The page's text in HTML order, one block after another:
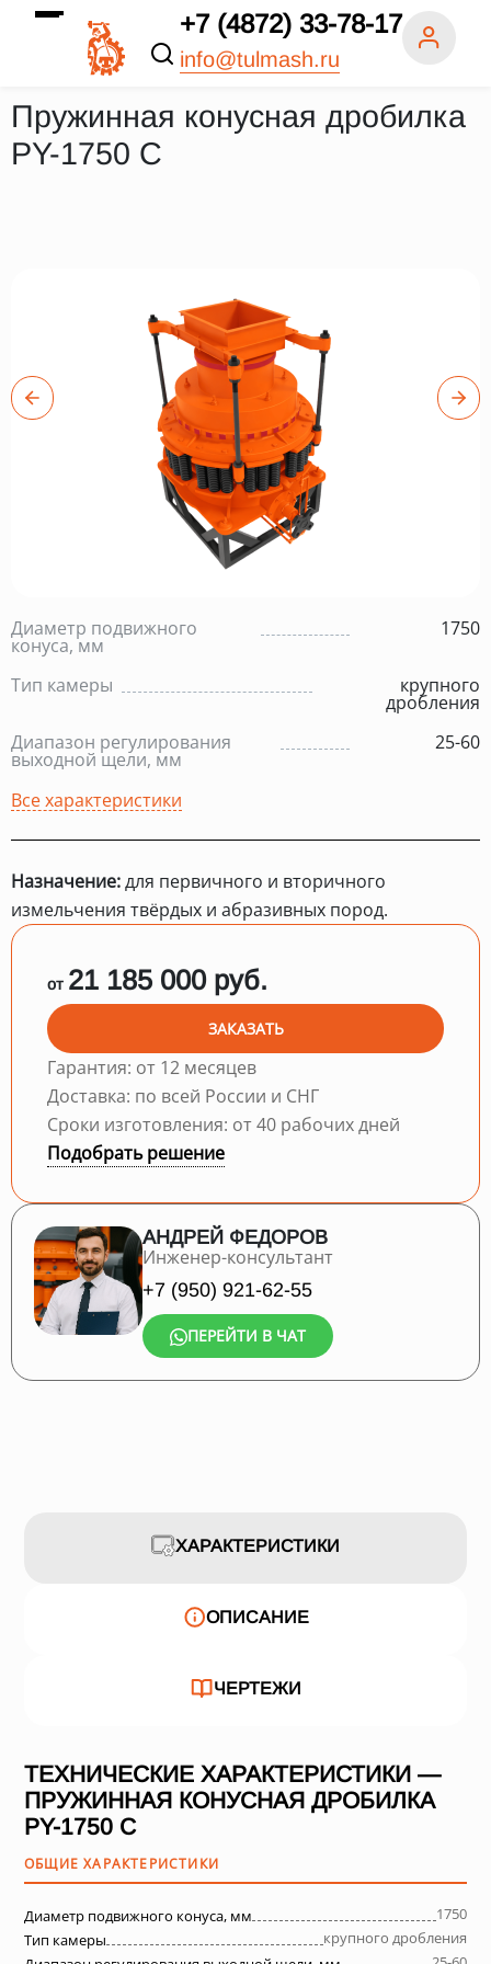
+7 (4872) 33-78-17
info@tulmash.ru
Пружинная конусная дробилка
PY-1750 C
Диаметр подвижного
конуса, мм
1750
Тип камеры крупного
дробления
Диапазон регулирования
выходной щели, мм
25-60
Все характеристики
Назначение:для первичного и вторичного
измельчения твёрдых и абразивных пород.
от 21 185 000 руб.
ЗАКАЗАТЬ
Гарантия: от 12 месяцев
Доставка: по всей России и СНГ
Сроки изготовления: от 40 рабочих дней
Подобрать решение
АНДРЕЙ ФЕДОРОВ
Инженер-консультант
+7 (950) 921-62-55
ПЕРЕЙТИ В ЧАТ
ХАРАКТЕРИСТИКИ
ОПИСАНИЕ
ЧЕРТЕЖИ
ТЕХНИЧЕСКИЕ ХАРАКТЕРИСТИКИ —
ПРУЖИННАЯ КОНУСНАЯ ДРОБИЛКА
PY-1750 C
ОБЩИЕ ХАРАКТЕРИСТИКИ
Диаметр подвижного конуса, мм
1750
Тип камеры
крупного дробления